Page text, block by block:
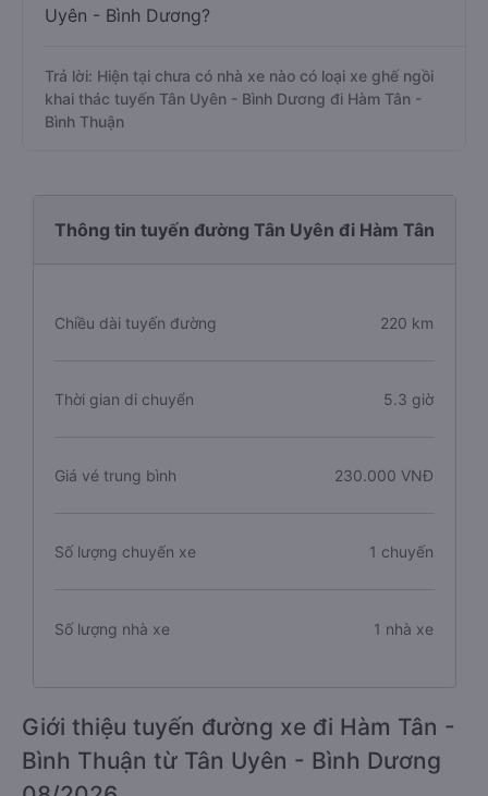
Uyên - Bình Dương?
Trả lời: Hiện tại chưa có nhà xe nào có loại xe ghế ngồi
khai thác tuyến Tân Uyên - Bình Dương đi Hàm Tân -
Bình Thuận
Thông tin tuyến đường Tân Uyên đi Hàm Tân
Chiều dài tuyến đường 220 km
Thời gian di chuyển 5.3 giờ
Giá vé trung bình 230.000 VNĐ
Số lượng chuyến xe 1 chuyến
Số lượng nhà xe 1 nhà xe
Giới thiệu tuyến đường xe đi Hàm Tân -
Bình Thuận từ Tân Uyên - Bình Dương